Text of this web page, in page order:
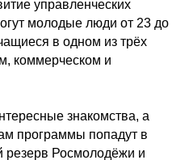
управленческих
молодые люди от 23 до
в одном из трёх
коммерческом и
знакомства, а
программы попадут в
резерв Росмолодёжи и